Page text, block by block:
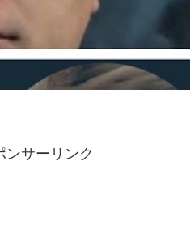
ンサーリンク